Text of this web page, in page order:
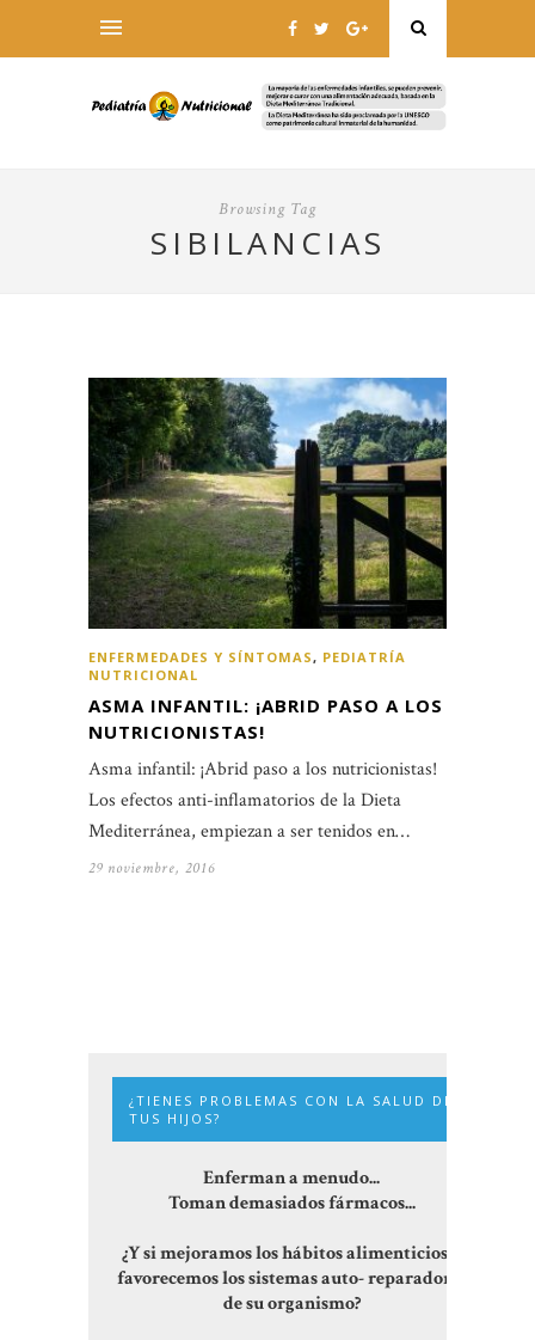
Browsing Tag
SIBILANCIAS
ENFERMEDADES Y SÍNTOMAS, PEDIATRÍA
NUTRICIONAL
ASMA INFANTIL: ¡ABRID PASO A LOS
NUTRICIONISTAS!
Asma infantil: ¡Abrid paso a los nutricionistas!
Los efectos anti-inflamatorios de la Dieta
Mediterránea, empiezan a ser tenidos en…
29 noviembre, 2016
¿TIENES PROBLEMAS CON LA SALUD DE
TUS HIJOS?
Enferman a menudo...
Toman demasiados fármacos...
¿Y si mejoramos los hábitos alimenticios y
favorecemos los sistemas auto- reparadores
de su organismo?